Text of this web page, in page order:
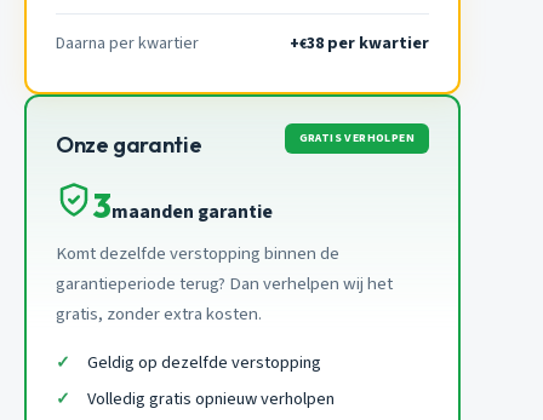
Daarna per kwartier +€38 per kwartier
Onze garantie GRATIS VERHOLPEN
3maanden garantie
Komt dezelfde verstopping binnen de
garantieperiode terug? Dan verhelpen wij het
gratis, zonder extra kosten.
Geldig op dezelfde verstopping
Volledig gratis opnieuw verholpen